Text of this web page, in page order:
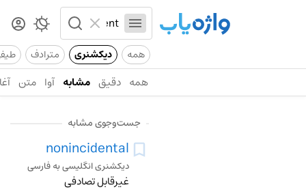
همه دیکشنری مترادف
همه دقیق مشابه آوا متن
جست‌وجوی مشابه
nonincidental
دیکشنری انگلیسی به فارسی
غیرقابل تصادفی